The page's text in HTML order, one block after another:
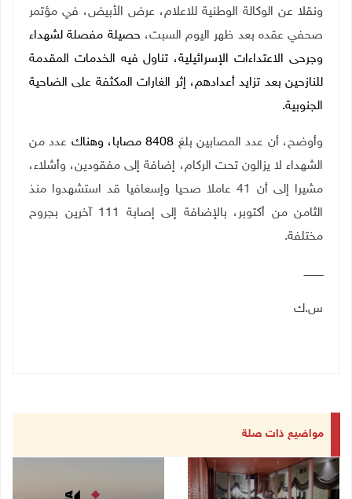
ونقلا عن الوكالة الوطنية للاعلام، عرض الأبيض، في مؤتمر
صحفي عقده بعد ظهر اليوم السبت، حصيلة مفصلة لشهداء
وجرحى الاعتداءات الإسرائيلية، تناول فيه الخدمات المقدمة
للنازحين بعد تزايد أعدادهم، إثر الغارات المكثفة على الضاحية
الجنوبية.
وأوضح، أن عدد المصابين بلغ 8408 مصابا، وهناك
عدد من
الشهداء لا يزالون تحت الركام، إضافة إلى مفقودين، وأشلاء،
مشيرا إلى أن 41 عاملا صحيا وإسعافيا قد استشهدوا منذ
الثامن من أكتوبر، بالإضافة إلى إصابة 111 آخرين بجروح
مختلفة.
ــــــــــــ
س.ك
مواضيع ذات صلة